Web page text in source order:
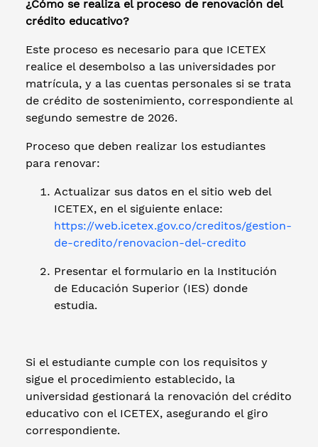
¿Cómo se realiza el proceso de renovación del
crédito educativo?
Este proceso es necesario para que ICETEX
realice el desembolso a las universidades por
matrícula, y a las cuentas personales si se trata
de crédito de sostenimiento, correspondiente al
segundo semestre de 2026.
Proceso que deben realizar los estudiantes
para renovar:
Actualizar sus datos en el sitio web del
ICETEX, en el siguiente enlace:
https://web.icetex.gov.co/creditos/gestion-
de-credito/renovacion-del-credito
Presentar el formulario en la Institución
de Educación Superior (IES) donde
estudia.
Si el estudiante cumple con los requisitos y
sigue el procedimiento establecido, la
universidad gestionará la renovación del crédito
educativo con el ICETEX, asegurando el giro
correspondiente.